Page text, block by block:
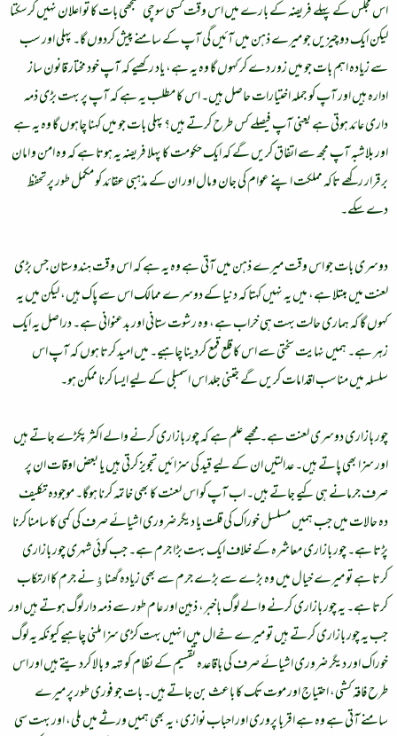
اس مجلس کے پہلے فریضہ کے بارے میں اس وقت کسی سوچی سمجھی بات کا تو اعلان نہیں کرسکتا
لیکن ایک دو چیزیں جو میرے ذہن میں آئیں گی آپ کے سامنے پیش کردوں گا۔ پہلی اور سب
سے زیادہ اہم بات جو میں زور دے کر کہوں گا وہ یہ ہے، یاد رکھیے کہ آپ خود مختار قانون ساز
ادارہ ہیں اور آپ کو جملہ اختیارات حاصل ہیں۔ اس کا مطلب یہ ہے کہ آپ پر بہت بڑی ذمہ
داری عائد ہوتی ہے یعنی آپ فیصلے کس طرح کرتے ہیں؟ پہلی بات جو میں کہنا چاہوں گا وہ یہ ہے
اور بلاشبہ آپ مجھ سے اتفاق کریں گے کہ ایک حکومت کا پہلا فریضہ یہ ہوتا ہے کہ وہ امن و امان
برقرار رکھے تاکہ مملکت اپنے عوام کی جان ومال اور ان کے مذہبی عقائد کو مکمل طور پر تحفظ
دے سکے۔
دوسری بات جو اس وقت میرے ذہن میں آتی ہے وہ یہ ہے کہ اس وقت ہندوستان جس بڑی
لعنت میں مبتلا ہے، میں یہ نہیں کہتا کہ دنیا کے دوسرے ممالک اس سے پاک ہیں، لیکن میں یہ
کہوں گا کہ ہماری حالت بہت ہی خراب ہے، وہ رشوت ستانی اور بدعنوانی ہے۔ دراصل یہ ایک
زہر ہے۔ ہمیں نہایت سختی سے اس کا قلع قمع کردینا چاہیے۔ میں امید کرتا ہوں کہ آپ اس
سلسلہ میں مناسب اقدامات کریں گے جتنی جلد اس اسمبلی کے لیے ایسا کرنا ممکن ہو۔
چور بازاری دوسری لعنت ہے۔ مجھے علم ہے کہ چور بازاری کرنے والے اکثر پکڑے جاتے ہیں
اور سزا بھی پاتے ہیں۔ عدالتیں ان کے لیے قید کی سزائیں تجویز کرتی ہیں یا بعض اوقات ان پر
صرف جرمانے ہی کیے جاتے ہیں۔ اب آپ کو اس لعنت کا بھی خاتمہ کرنا ہوگا۔ موجودہ تکلیف
دہ حالات میں جب ہمیں مسلسل خوراک کی قلت یا دیگر ضروری اشیائے صرف کی کمی کا سامنا کرنا
پڑتا ہے۔ چور بازاری معاشرہ کے خلاف ایک بہت بڑا جرم ہے۔ جب کوئی شہری چور بازاری
کرتا ہے تو میرے خیال میں وہ بڑے سے بڑے جرم سے بھی زیادہ گھناﺅنے جرم کا ارتکاب
کرتا ہے۔ یہ چور بازاری کرنے والے لوگ باخبر، ذہین اور عام طور سے ذمہ دار لوگ ہوتے ہیں اور
جب یہ چور بازاری کرتے ہیں تو میرے خےال میں انہیں بہت کڑی سزا ملنی چاہیے کیونکہ یہ لوگ
خوراک اور دیگر ضروری اشیائے صرف کی باقاعدہ تقسیم کے نظام کو تہہ و بالا کردیتے ہیں اور اس
طرح فاقہ کشی، احتیاج اور موت تک کا باعث بن جاتے ہیں۔ بات جو فوری طور پر میرے
سامنے آتی ہے وہ ہے اقربا پروری اور احباب نوازی، یہ بھی ہمیں ورثے میں ملی، اور بہت سی